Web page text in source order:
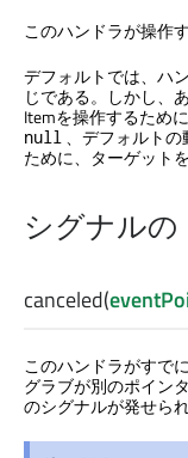
このハンドラが操作
デフォルトでは、ハ
じである。しかし、
Itemを操作するため
null 、デフォルト
ために、ターゲット
シグナルの
canceled(
このハンドラがすで
グラブが別のポイン
のシグナルが発せられ